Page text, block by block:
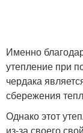
Именно
утепление при
чердака
сбережения
Однако этот